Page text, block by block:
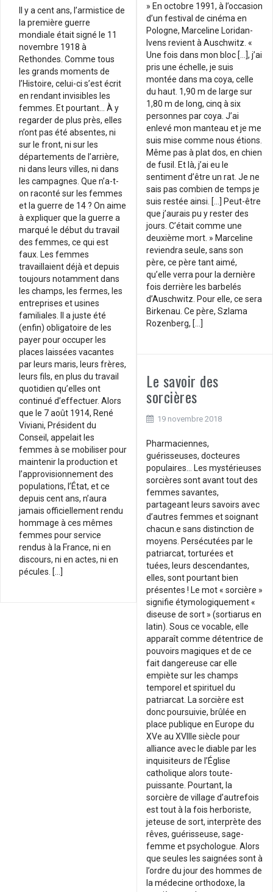
Il y a cent ans, l’armistice de
la première guerre
mondiale était signé le 11
novembre 1918 à
Rethondes. Comme tous
les grands moments de
l’Histoire, celui-ci s’est écrit
en rendant invisibles les
femmes. Et pourtant… À y
regarder de plus près, elles
n’ont pas été absentes, ni
sur le front, ni sur les
départements de l’arrière,
ni dans leurs villes, ni dans
les campagnes. Que n’a-t-
on raconté sur les femmes
et la guerre de 14 ? On aime
à expliquer que la guerre a
marqué le début du travail
des femmes, ce qui est
faux. Les femmes
travaillaient déjà et depuis
toujours notamment dans
les champs, les fermes, les
entreprises et usines
familiales. Il a juste été
(enfin) obligatoire de les
payer pour occuper les
places laissées vacantes
par leurs maris, leurs frères,
leurs fils, en plus du travail
quotidien qu’elles ont
continué d’effectuer. Alors
que le 7 août 1914, René
Viviani, Président du
Conseil, appelait les
femmes à se mobiliser pour
maintenir la production et
l’approvisionnement des
populations, l’État, et ce
depuis cent ans, n’aura
jamais officiellement rendu
hommage à ces mêmes
femmes pour service
rendus à la France, ni en
discours, ni en actes, ni en
pécules. […]
» En octobre 1991, à l’occasion
d’un festival de cinéma en
Pologne, Marceline Loridan-
Ivens revient à Auschwitz. «
Une fois dans mon bloc […], j’ai
pris une échelle, je suis
montée dans ma coya, celle
du haut. 1,90 m de large sur
1,80 m de long, cinq à six
personnes par coya. J’ai
enlevé mon manteau et je me
suis mise comme nous étions.
Même pas à plat dos, en chien
de fusil. Et là, j’ai eu le
sentiment d’être un rat. Je ne
sais pas combien de temps je
suis restée ainsi. […] Peut-être
que j’aurais pu y rester des
jours. C’était comme une
deuxième mort. » Marceline
reviendra seule, sans son
père, ce père tant aimé,
qu’elle verra pour la dernière
fois derrière les barbelés
d’Auschwitz. Pour elle, ce sera
Birkenau. Ce père, Szlama
Rozenberg, […]
Le savoir des
sorcières
19 novembre 2018
Pharmaciennes,
guérisseuses, docteures
populaires… Les mystérieuses
sorcières sont avant tout des
femmes savantes,
partageant leurs savoirs avec
d’autres femmes et soignant
chacun.e sans distinction de
moyens. Persécutées par le
patriarcat, torturées et
tuées, leurs descendantes,
elles, sont pourtant bien
présentes ! Le mot « sorcière »
signifie étymologiquement «
diseuse de sort » (sortiarus en
latin). Sous ce vocable, elle
apparaît comme détentrice de
pouvoirs magiques et de ce
fait dangereuse car elle
empiète sur les champs
temporel et spirituel du
patriarcat. La sorcière est
donc poursuivie, brûlée en
place publique en Europe du
XVe au XVIIIe siècle pour
alliance avec le diable par les
inquisiteurs de l’Église
catholique alors toute-
puissante. Pourtant, la
sorcière de village d’autrefois
est tout à la fois herboriste,
jeteuse de sort, interprète des
rêves, guérisseuse, sage-
femme et psychologue. Alors
que seules les saignées sont à
l’ordre du jour des hommes de
la médecine orthodoxe, la